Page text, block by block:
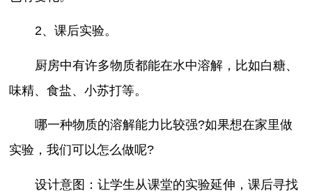
2、课后实验。
厨房中有许多物质都能在水中溶解，比如白糖、
味精、食盐、小苏打等。
哪一种物质的溶解能力比较强?如果想在家里做
实验，我们可以怎么做呢?
设计意图：让学生从课堂的实验延伸，课后寻找